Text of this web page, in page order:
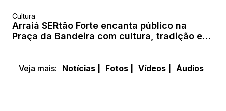
Cultura
Arraiá SERtão Forte encanta público na
Praça da Bandeira com cultura, tradição e
Veja mais: Notícias | Fotos | Vídeos | Áudios